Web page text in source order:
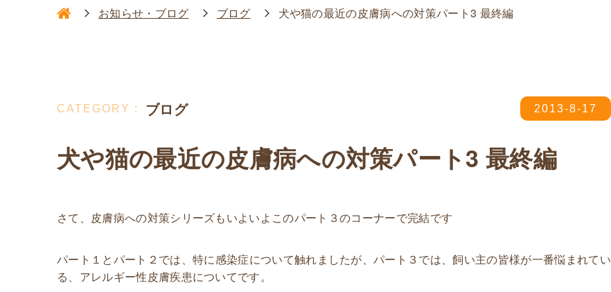
お知らせ・ブログ ブログ 犬や猫の最近の皮膚病への対策パート3 最終編
ブログ 2013-8-17
犬や猫の最近の皮膚病への対策パート3 最終編
さて、皮膚病への対策シリーズもいよいよこのパート３のコーナーで完結です
パート１とパート２では、特に感染症について触れましたが、パート３では、飼い主の皆様が一番悩まれてい
る、アレルギー性皮膚疾患についてです。